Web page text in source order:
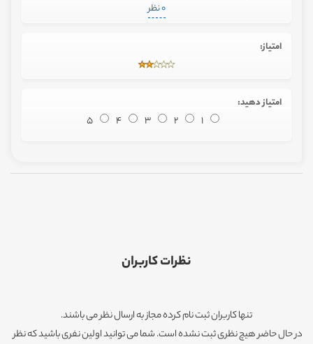
0 نظر
امتیاز:
امتیاز دهید:
1
2
3
4
5
نظرات کاربران
تنها کاربران ثبت نام کرده مجاز به ارسال نظر می باشند.
در حال حاضر هیچ نظری ثبت نشده است. شما می توانید اولین نفری باشید که نظر